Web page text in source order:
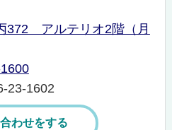
372 アルテリオ2階（月
23-1602
わせをする